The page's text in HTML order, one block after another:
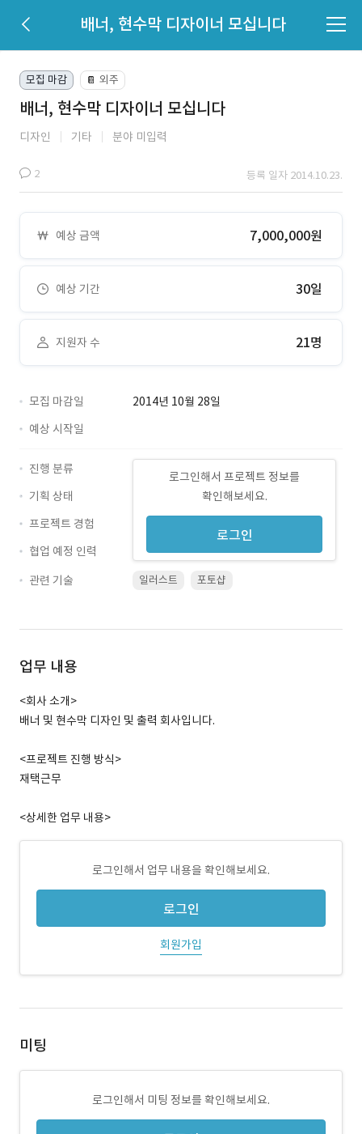
배너, 현수막 디자이너 모십니다
모집 마감 📔 외주
배너, 현수막 디자이너 모십니다
디자인 기타 분야 미입력
2 등록 일자 2014.10.23.
예상 금액 7,000,000원
예상 기간 30일
지원자 수 21명
모집 마감일
2014년 10월 28일
예상 시작일
로그인해서 프로젝트 정보를
확인해보세요.
로그인
진행 분류
기획 상태
프로젝트 경험
협업 예정 인력
관련 기술
일러스트 포토샵
업무 내용
<회사 소개>
배너 및 현수막 디자인 및 출력 회사입니다.
<프로젝트 진행 방식>
재택근무
<상세한 업무 내용>
로그인해서 업무 내용을 확인해보세요.
로그인
회원가입
미팅
로그인해서 미팅 정보를 확인해보세요.